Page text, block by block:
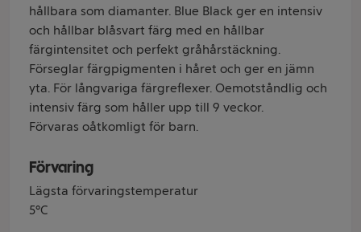
hållbara som diamanter. Blue Black ger en intensiv
och hållbar blåsvart färg med en hållbar
färgintensitet och perfekt gråhårstäckning.
Förseglar färgpigmenten i håret och ger en jämn
yta. För långvariga färgreflexer. Oemotståndlig och
intensiv färg som håller upp till 9 veckor.
Förvaras oåtkomligt för barn.
Förvaring
Lägsta förvaringstemperatur
5°C